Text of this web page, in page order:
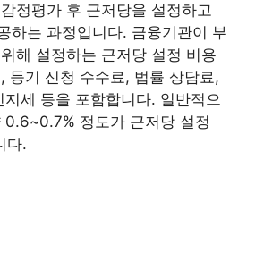
정평가 후 근저당을 설정하고
하는 과정입니다. 금융기관이 부
해 설정하는 근저당 설정 비용
등기 신청 수수료, 법률 상담료,
세 등을 포함합니다. 일반적으
0.6~0.7% 정도가 근저당 설정
다.